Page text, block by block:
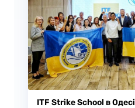
ITF Strike School в Одесі